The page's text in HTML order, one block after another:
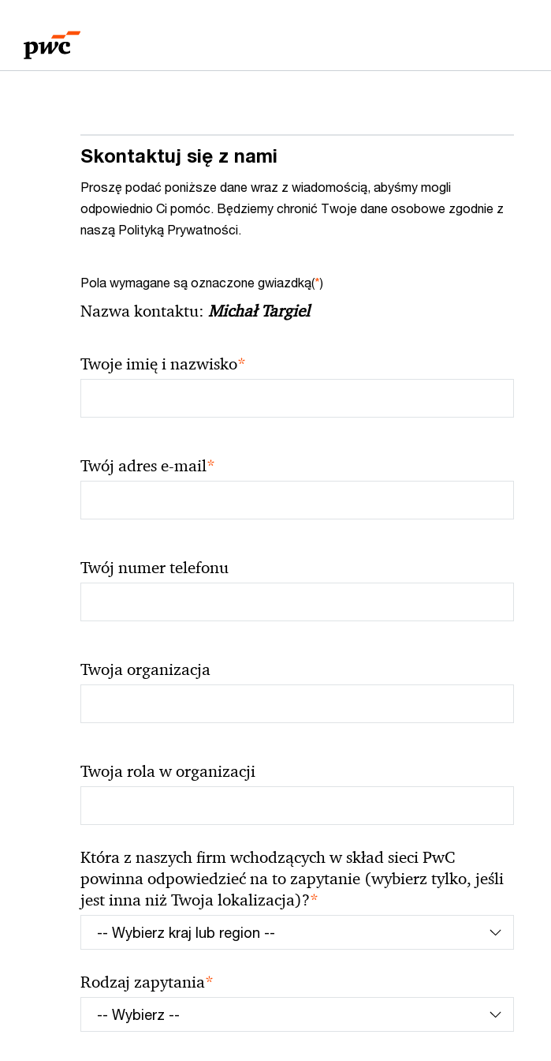
treści
stopki
Skontaktuj się z nami
Proszę podać poniższe dane wraz z wiadomością, abyśmy mogli
odpowiednio Ci pomóc. Będziemy chronić Twoje dane osobowe zgodnie z
naszą Polityką Prywatności.
Pola wymagane są oznaczone gwiazdką(*)
Nazwa kontaktu: Michał Targiel
Twoje imię i nazwisko*
Twój adres e-mail*
Twój numer telefonu
Twoja organizacja
Twoja rola w organizacji
Która z naszych firm wchodzących w skład sieci PwC
powinna odpowiedzieć na to zapytanie (wybierz tylko, jeśli
jest inna niż Twoja lokalizacja)?*
Rodzaj zapytania*